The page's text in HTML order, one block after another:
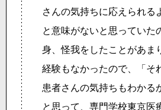
さんの気持ちに応えられる
と意味がないと思っていた
身、怪我をしたことがあま
経験もなかったので、「そ
患者さんの気持ちもわかる
と思って、専門学校東京医